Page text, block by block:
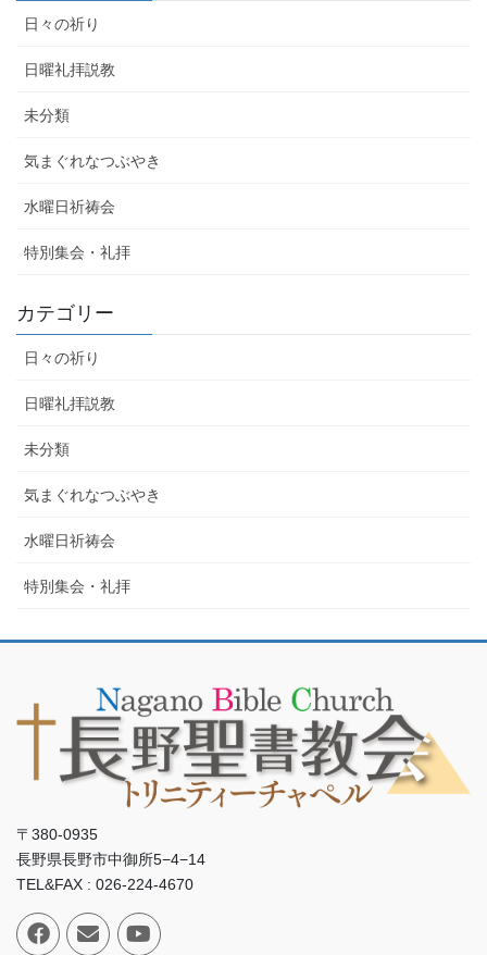
日々の祈り
日曜礼拝説教
未分類
気まぐれなつぶやき
水曜日祈祷会
特別集会・礼拝
カテゴリー
日々の祈り
日曜礼拝説教
未分類
気まぐれなつぶやき
水曜日祈祷会
特別集会・礼拝
〒380-0935
長野県長野市中御所5−4−14
TEL&FAX : 026-224-4670